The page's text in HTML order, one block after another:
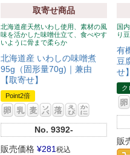
取寄せ商品
北海道産天然いわし使用、素材の風
味を活かした味噌仕立て、食べやす
いように骨まで柔らか
北海道産 いわしの味噌煮
95g（固形量70g)｜兼由
【取寄せ】
Point2倍
No. 9392-
販売価格 ¥281 税込
国
り
有
豆
せ】
ク
販